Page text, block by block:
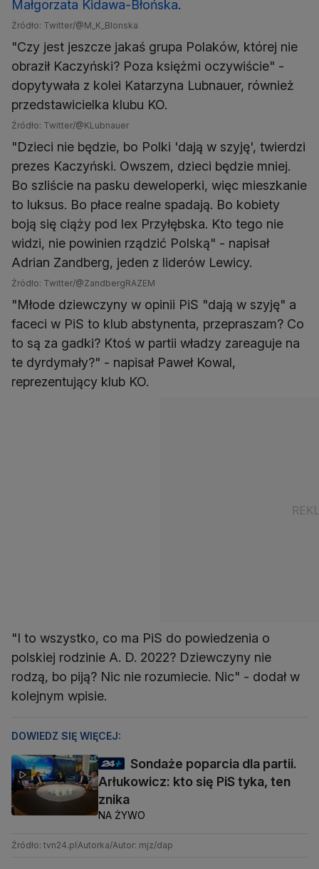
Małgorzata Kidawa-Błońska.
Źródło: Twitter/@M_K_Blonska
"Czy jest jeszcze jakaś grupa Polaków, której nie
obraził Kaczyński? Poza księżmi oczywiście" -
dopytywała z kolei Katarzyna Lubnauer, również
przedstawicielka klubu KO.
Źródło: Twitter/@KLubnauer
"Dzieci nie będzie, bo Polki 'dają w szyję', twierdzi
prezes Kaczyński. Owszem, dzieci będzie mniej.
Bo szliście na pasku deweloperki, więc mieszkanie
to luksus. Bo płace realne spadają. Bo kobiety
boją się ciąży pod lex Przyłębska. Kto tego nie
widzi, nie powinien rządzić Polską" - napisał
Adrian Zandberg, jeden z liderów Lewicy.
Źródło: Twitter/@ZandbergRAZEM
"Młode dziewczyny w opinii PiS "dają w szyję" a
faceci w PiS to klub abstynenta, przepraszam? Co
to są za gadki? Ktoś w partii władzy zareaguje na
te dyrdymały?" - napisał Paweł Kowal,
reprezentujący klub KO.
"I to wszystko, co ma PiS do powiedzenia o
polskiej rodzinie A. D. 2022? Dziewczyny nie
rodzą, bo piją? Nic nie rozumiecie. Nic" - dodał w
kolejnym wpisie.
DOWIEDZ SIĘ WIĘCEJ:
Sondaże poparcia dla partii.
Arłukowicz: kto się PiS tyka, ten
znika
NA ŻYWO
Źródło: tvn24.plAutorka/Autor: mjz/dap